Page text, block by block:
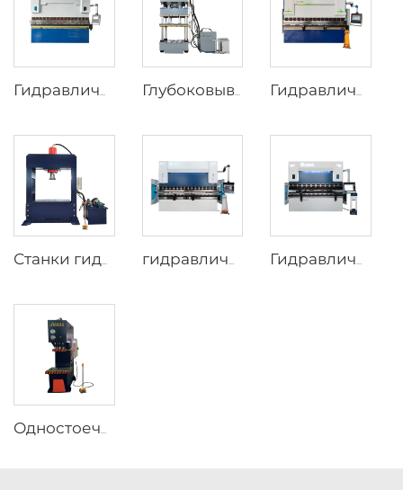
Гидравлические пресс-тормоза с ЧПУ и контроллером ESA S630 Глубоковыводящий гидравлический пресс с четырьмя колоннами YJG-32 Гидравлические пресс-тормоза с ЧПУ и контроллером ESA S640